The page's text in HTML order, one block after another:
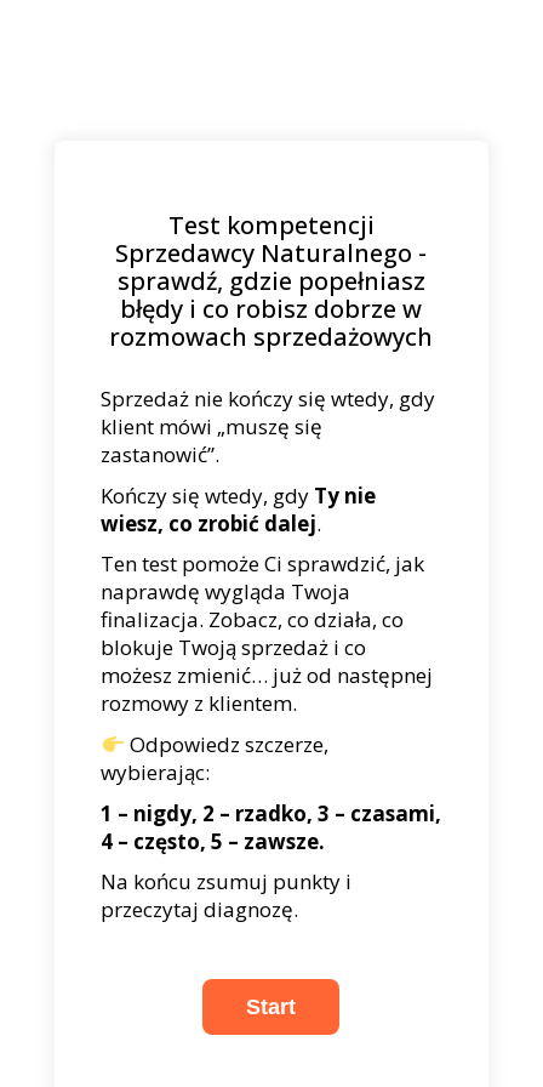
Test kompetencji
Sprzedawcy Naturalnego -
sprawdź, gdzie popełniasz
błędy i co robisz dobrze w
rozmowach sprzedażowych
Sprzedaż nie kończy się wtedy, gdy
klient mówi „muszę się
zastanowić”.
Kończy się wtedy, gdy Ty nie
wiesz, co zrobić dalej.
Ten test pomoże Ci sprawdzić, jak
naprawdę wygląda Twoja
finalizacja. Zobacz, co działa, co
blokuje Twoją sprzedaż i co
możesz zmienić… już od następnej
rozmowy z klientem.
Odpowiedz szczerze,
wybierając:
1 – nigdy, 2 – rzadko, 3 – czasami,
4 – często, 5 – zawsze.
Na końcu zsumuj punkty i
przeczytaj diagnozę.